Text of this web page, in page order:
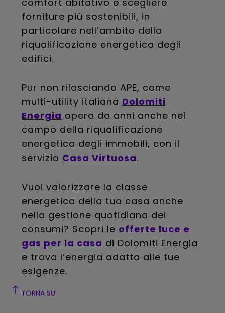
forniture più sostenibili, in
particolare nell’ambito della
riqualificazione energetica degli
edifici.
Pur non rilasciando APE, come
multi-utility italiana Dolomiti
Energia opera da anni anche nel
campo della riqualificazione
energetica degli immobili, con il
servizio Casa Virtuosa.
Vuoi valorizzare la classe
energetica della tua casa anche
nella gestione quotidiana dei
consumi? Scopri le offerte luce e
gas per la casa di Dolomiti Energia
e trova l’energia adatta alle tue
esigenze.
TORNA SU